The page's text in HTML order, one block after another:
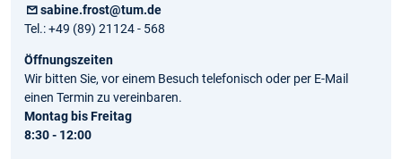
sabine.frost@tum.de
Tel.: +49 (89) 21124 - 568
Öffnungszeiten
Wir bitten Sie, vor einem Besuch telefonisch oder per E-Mail
einen Termin zu vereinbaren.
Montag bis Freitag
8:30 - 12:00